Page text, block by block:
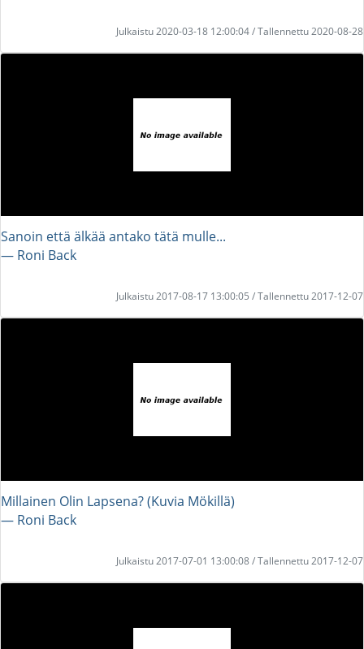
Julkaistu 2020-03-18 12:00:04 / Tallennettu 2020-08-28
Sanoin että älkää antako tätä mulle...
― Roni Back
Julkaistu 2017-08-17 13:00:05 / Tallennettu 2017-12-07
Millainen Olin Lapsena? (Kuvia Mökillä)
― Roni Back
Julkaistu 2017-07-01 13:00:08 / Tallennettu 2017-12-07